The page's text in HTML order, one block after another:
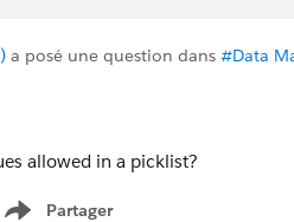
a posé une question dans #Data
allowed in a picklist?
Partager